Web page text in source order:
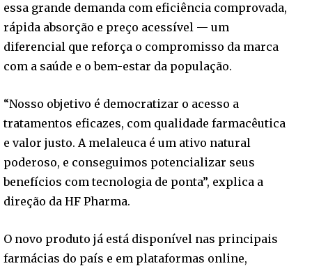
essa grande demanda com eficiência comprovada,
rápida absorção e preço acessível — um
diferencial que reforça o compromisso da marca
com a saúde e o bem-estar da população.
“Nosso objetivo é democratizar o acesso a
tratamentos eficazes, com qualidade farmacêutica
e valor justo. A melaleuca é um ativo natural
poderoso, e conseguimos potencializar seus
benefícios com tecnologia de ponta”, explica a
direção da HF Pharma.
O novo produto já está disponível nas principais
farmácias do país e em plataformas online,